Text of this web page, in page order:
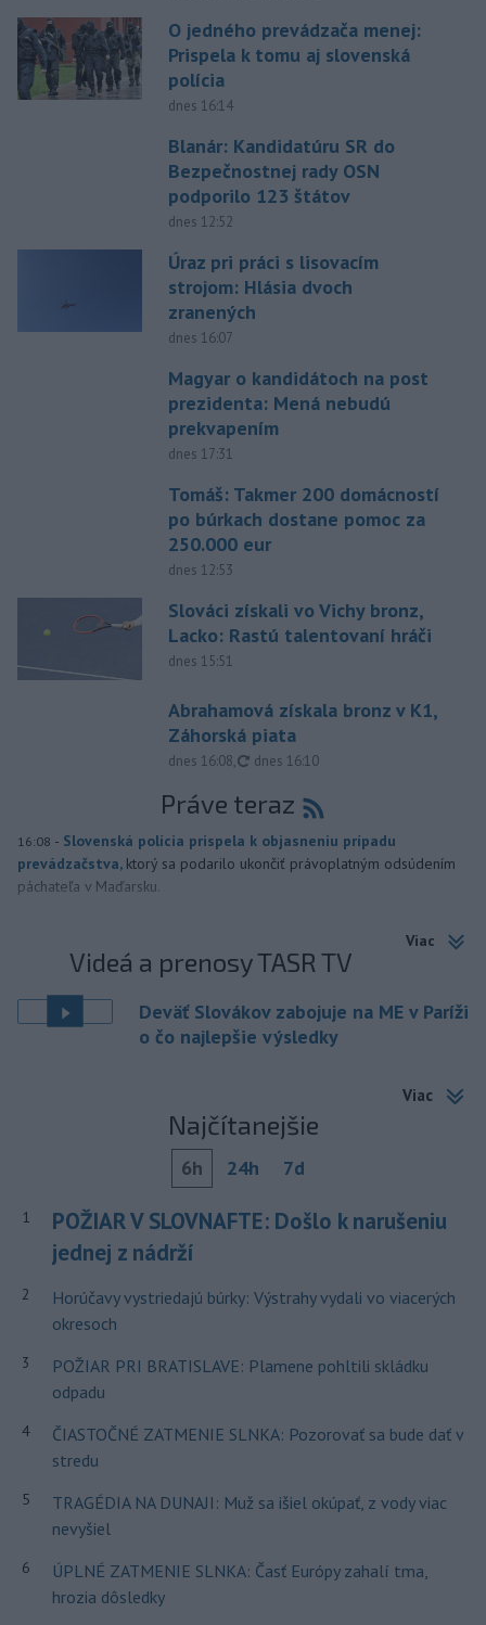
O jedného prevádzača menej:
Prispela k tomu aj slovenská
polícia
dnes 16:14
Blanár: Kandidatúru SR do
Bezpečnostnej rady OSN
podporilo 123 štátov
dnes 12:52
Úraz pri práci s lisovacím
strojom: Hlásia dvoch
zranených
dnes 16:07
Magyar o kandidátoch na post
prezidenta: Mená nebudú
prekvapením
dnes 17:31
Tomáš: Takmer 200 domácností
po búrkach dostane pomoc za
250.000 eur
dnes 12:53
Slováci získali vo Vichy bronz,
Lacko: Rastú talentovaní hráči
dnes 15:51
Abrahamová získala bronz v K1,
Záhorská piata
dnes 16:08, aktualizované
dnes 16:10
Práve teraz
16:08 - Slovenská polícia prispela k objasneniu prípadu
prevádzačstva, ktorý sa podarilo ukončiť právoplatným odsúdením
páchateľa v Maďarsku.
Viac
Videá a prenosy TASR TV
Deväť Slovákov zabojuje na ME v Paríži
o čo najlepšie výsledky
Viac
Najčítanejšie
6h 24h 7d
1
POŽIAR V SLOVNAFTE: Došlo k narušeniu
jednej z nádrží
2
Horúčavy vystriedajú búrky: Výstrahy vydali vo viacerých
okresoch
3
POŽIAR PRI BRATISLAVE: Plamene pohltili skládku
odpadu
4
ČIASTOČNÉ ZATMENIE SLNKA: Pozorovať sa bude dať v
stredu
5
TRAGÉDIA NA DUNAJI: Muž sa išiel okúpať, z vody viac
nevyšiel
6
ÚPLNÉ ZATMENIE SLNKA: Časť Európy zahalí tma,
hrozia dôsledky